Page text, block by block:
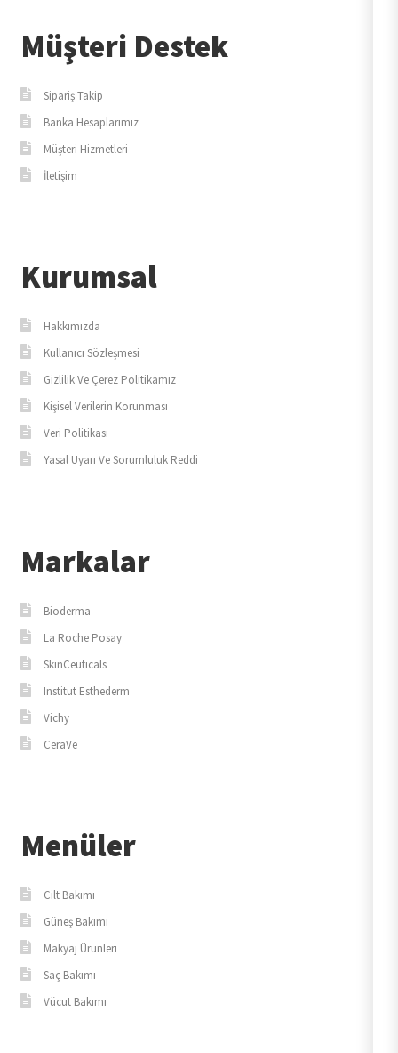
Müşteri Destek
Sipariş Takip
Banka Hesaplarımız
Müşteri Hizmetleri
İletişim
Kurumsal
Hakkımızda
Kullanıcı Sözleşmesi
Gizlilik Ve Çerez Politikamız
Kişisel Verilerin Korunması
Veri Politikası
Yasal Uyarı Ve Sorumluluk Reddi
Markalar
Bioderma
La Roche Posay
SkinCeuticals
Institut Esthederm
Vichy
CeraVe
Menüler
Cilt Bakımı
Güneş Bakımı
Makyaj Ürünleri
Saç Bakımı
Vücut Bakımı